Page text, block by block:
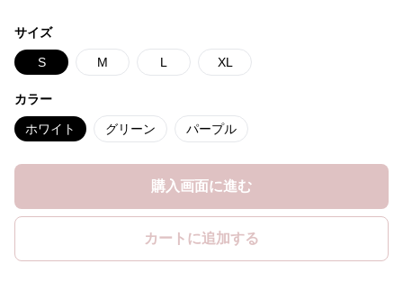
サイズ
S M L XL
カラー
ホワイト グリーン パープル
購入画面に進む
カートに追加する